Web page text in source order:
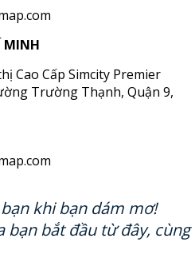
MINH
Cao Cấp Simcity Premier
Trường Thạnh, Quận 9,
khi bạn dám mơ!
bạn bắt đầu từ đây, cùng